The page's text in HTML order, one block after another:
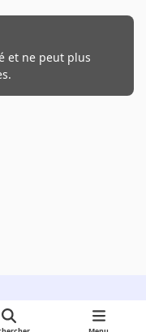
et ne peut plus